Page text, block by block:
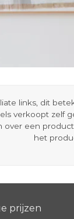
links, dit
verkoopt zelf
over een
het
prijzen